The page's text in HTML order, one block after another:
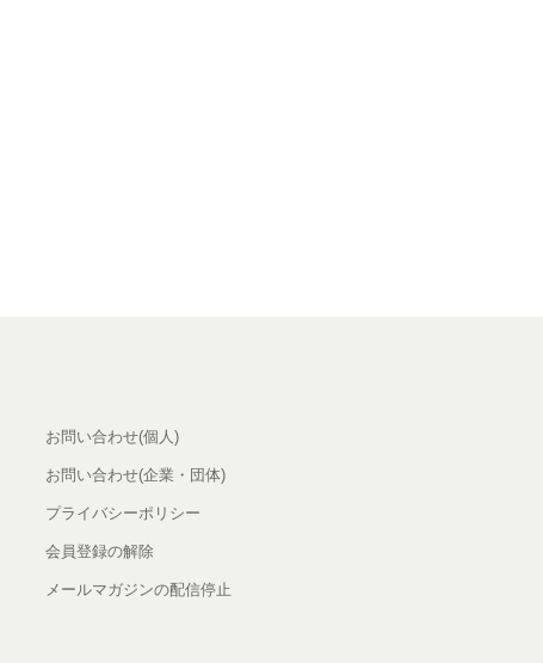
お問い合わせ(個人)
お問い合わせ(企業・団体)
プライバシーポリシー
会員登録の解除
メールマガジンの配信停止